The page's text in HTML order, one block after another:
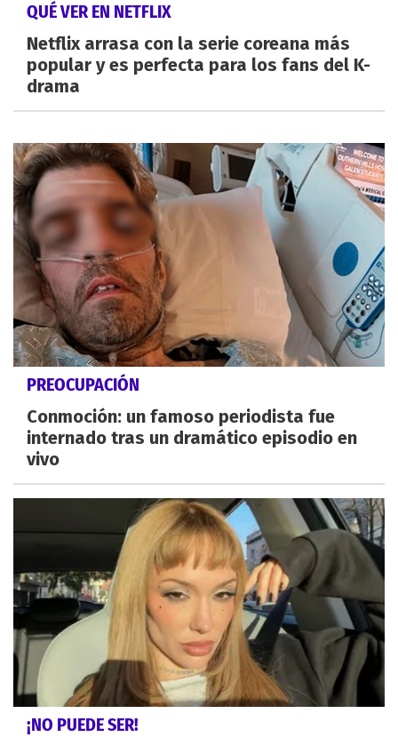
QUÉ VER EN NETFLIX
Netflix arrasa con la serie coreana más
popular y es perfecta para los fans del K-
drama
PREOCUPACIÓN
Conmoción: un famoso periodista fue
internado tras un dramático episodio en
vivo
¡NO PUEDE SER!